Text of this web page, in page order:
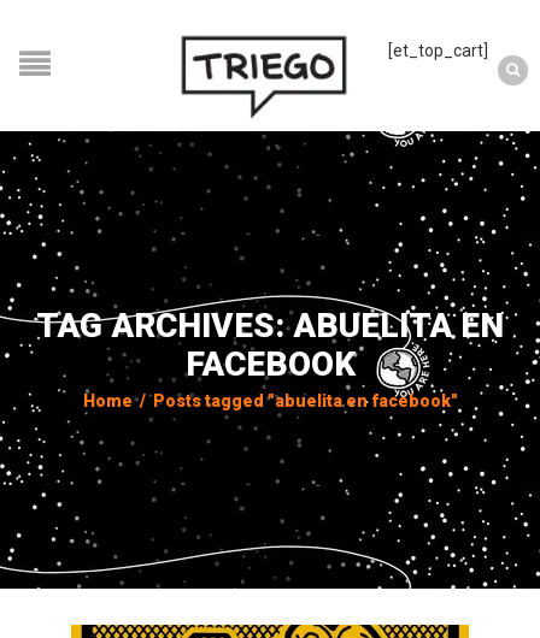
[et_top_cart]
TAG ARCHIVES: ABUELITA EN
FACEBOOK
Home / Posts tagged "abuelita en facebook"